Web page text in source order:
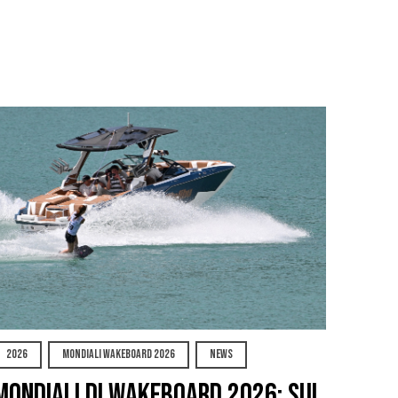
2026 MONDIALI WAKEBOARD 2026 NEWS